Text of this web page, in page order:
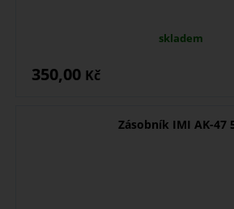
skladem
350,00 Kč
Zásobník IMI AK-47